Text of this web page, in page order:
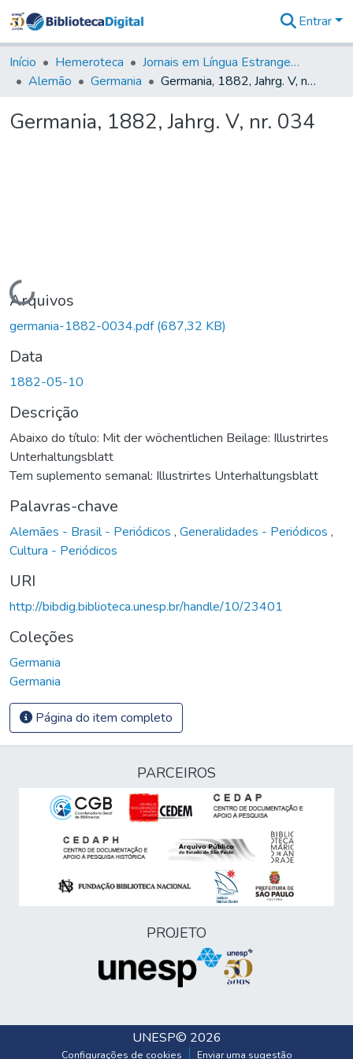
&
Coleções
Tudo na
Digital
Entrar
Início Hemeroteca
Jornais em Língua Estrangeira
Alemão
Germania Germania, 1882, Jahrg. V, nr. 034
Germania, 1882, Jahrg. V, nr. 034
Carregando...
Arquivos
germania-1882-0034.pdf(687,32 KB)
Data
1882-05-10
Descrição
Abaixo do título: Mit der wöchentlichen Beilage: Illustrirtes
Unterhaltungsblatt
Tem suplemento semanal: Illustrirtes Unterhaltungsblatt
Palavras-chave
Alemães - Brasil - Periódicos , Generalidades - Periódicos ,
Cultura - Periódicos
URI
http://bibdig.biblioteca.unesp.br/handle/10/23401
Coleções
Germania
Germania
Página do item completo
PARCEIROS
PROJETO
UNESP© 2026
Configurações de cookies Enviar uma sugestão